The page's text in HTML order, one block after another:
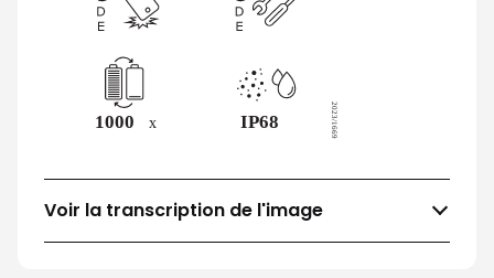
Voir la transcription de l'image